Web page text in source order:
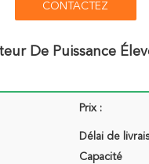
CONTACTEZ
De Puissance
Prix :
Délai de
Capacité